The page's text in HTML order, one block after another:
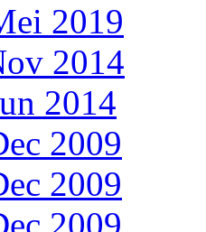
2019
2014
2014
2009
2009
2009